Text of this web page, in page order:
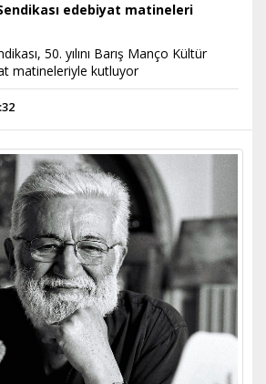
edebiyat matineleri
50. yılını Barış Manço Kültür
matineleriyle kutluyor